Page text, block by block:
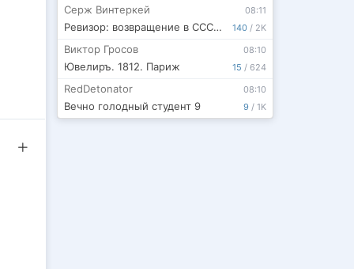
140 / 2K
08:11
Серж Винтеркей
Ревизор: возвращение в СССР 62
15 / 624
08:10
Виктор Гросов
Ювелиръ. 1812. Париж
9 / 1K
08:10
RedDetonator
Вечно голодный студент 9